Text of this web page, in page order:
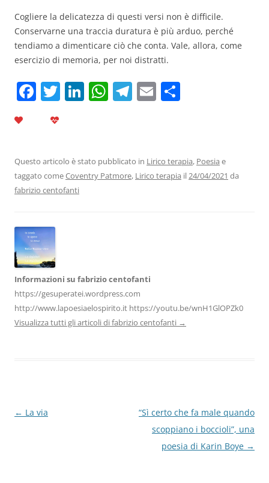
Cogliere la delicatezza di questi versi non è difficile.
Conservarne una traccia duratura è più arduo, perché
tendiamo a dimenticare ciò che conta. Vale, allora, come
esercizio di memoria, per noi distratti.
F
b
o
k
T Li
dI
n
W
A
p
T
a
m
E
vi
di
Questo articolo è stato pubblicato in Lirico terapia, Poesia e
taggato comeCoventry Patmore, Lirico terapia il24/04/2021 da
fabrizio centofanti
Informazioni su fabrizio centofanti
https://gesuperatei.wordpress.com
http://www.lapoesiaelospirito.it https://youtu.be/wnH1GlOPZk0
Visualizza tutti gli articoli di fabrizio centofanti →
Navigazione
← La via
“Sì certo che fa male quando
scoppiano i boccioli”, una
poesia di Karin Boye →